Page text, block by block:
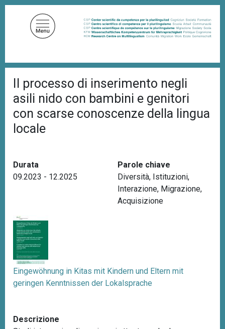
r
i
c
o
l
e
p
n
Il processo di inserimento negli
asili nido con bambini e genitori
con scarse conoscenze della lingua
locale
Durata
09.2023 - 12.2025
Parole chiave
Diversità, Istituzioni,
Interazione, Migrazione,
Acquisizione
Eingewöhnung in Kitas mit Kindern und Eltern mit
geringen Kenntnissen der Lokalsprache
Descrizione